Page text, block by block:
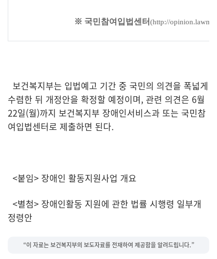
※ 국민참여입법센터 (http://
보건복지부는 입법예고 기간 중 국민의 의견을 폭넓게
수렴한 뒤 개정안을 확정할 예정이며, 관련 의견은 6월
22일(월)까지 보건복지부 장애인서비스과 또는 국민참
여입법센터로 제출하면 된다.
<붙임> 장애인 활동지원사업 개요
<별첨> 장애인활동 지원에 관한 법률 시행령 일부개
정령안
“이 자료는 보건복지부의 보도자료를 전재하여 제공함을 알려드립니다.”